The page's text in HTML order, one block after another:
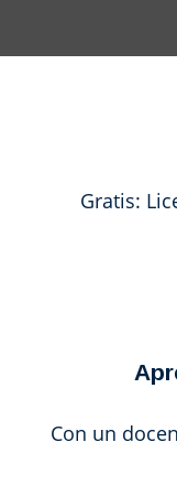
Gratis:
Con un